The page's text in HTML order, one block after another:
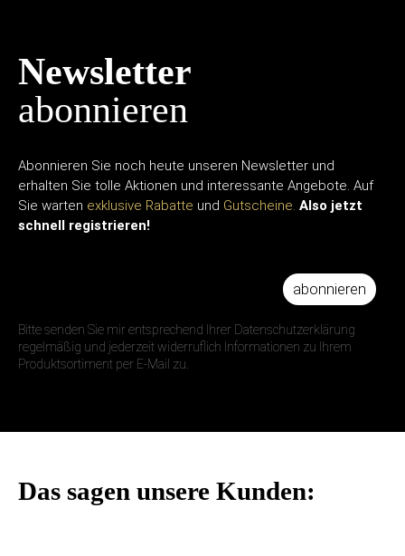
Newsletter
abonnieren
Abonnieren Sie noch heute unseren Newsletter und
erhalten Sie tolle Aktionen und interessante Angebote. Auf
Sie warten exklusive Rabatte und Gutscheine. Also jetzt
schnell registrieren!
abonnieren
Bitte senden Sie mir entsprechend Ihrer Datenschutzerklärung
regelmäßig und jederzeit widerruflich Informationen zu Ihrem
Produktsortiment per E-Mail zu.
Das sagen unsere Kunden: